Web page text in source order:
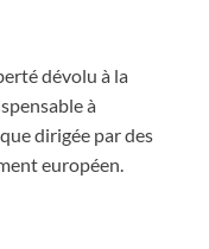
dévolu à la
à
dirigée par des
européen.